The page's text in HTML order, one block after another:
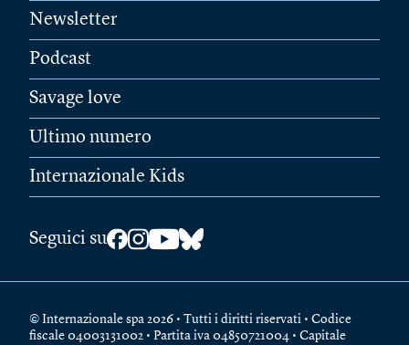
Newsletter
Podcast
Savage love
Ultimo numero
Internazionale Kids
Seguici su
© Internazionale spa 2026 • Tutti i diritti riservati • Codice
fiscale 04003131002 • Partita iva 04850721004 • Capitale